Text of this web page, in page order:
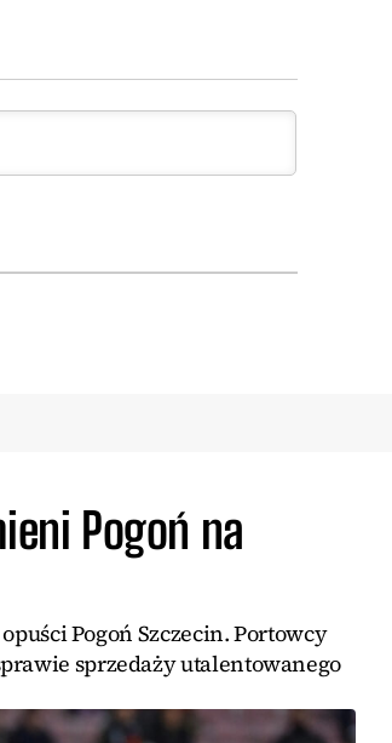
Pogoń na
Pogoń Szczecin. Portowcy
sprzedaży utalentowanego